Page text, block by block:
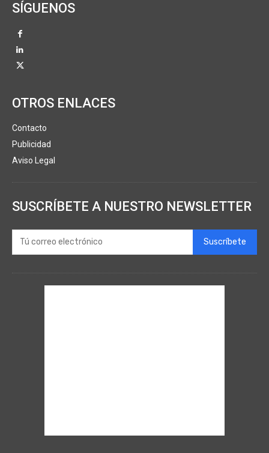
SÍGUENOS
OTROS ENLACES
Contacto
Publicidad
Aviso Legal
SUSCRÍBETE A NUESTRO NEWSLETTER
Suscríbete